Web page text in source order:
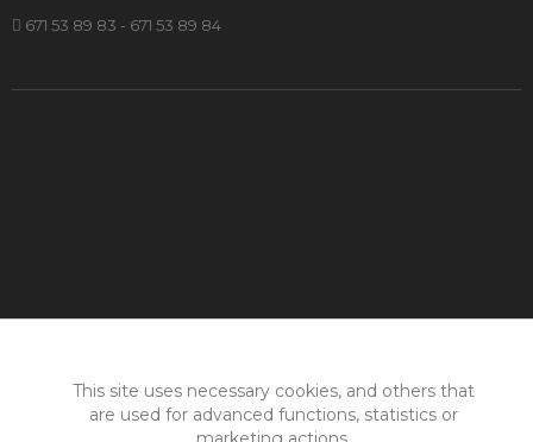
This site uses necessary cookies, and others that
are used for advanced functions, statistics or
671 53 89 83 - 671 53 89 84